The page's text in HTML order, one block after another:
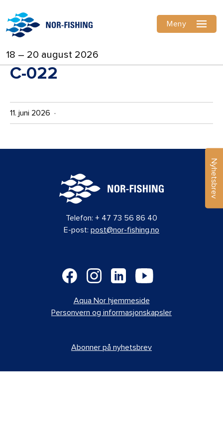
18 – 20 august 2026
Meny
C-022
11. juni 2026 ·
Nyhetsbrev
Telefon: + 47 73 56 86 40
E-post: post@nor-fishing.no
Aqua Nor hjemmeside
Personvern og informasjonskapsler
Abonner på nyhetsbrev